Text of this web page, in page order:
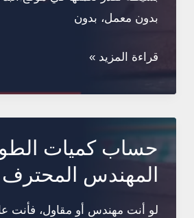
بدون معمل، بدون
اختبار
الطوب
في
الموقع:
فحوصات
بسيطة
قراءة المزيد »
حساب كميات
المهندس المحترف
لو أنت مهندس أو مقاول،